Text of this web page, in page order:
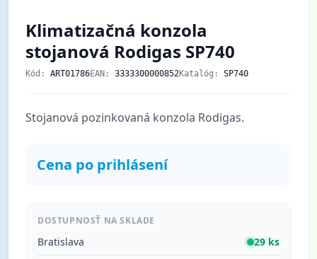
Klimatizačná konzola
stojanová Rodigas SP740
Kód: ART01786EAN: 3333300000852Katalóg: SP740
Stojanová pozinkovaná konzola Rodigas.
Cena po prihlásení
DOSTUPNOSŤ NA SKLADE
Bratislava
29 ks